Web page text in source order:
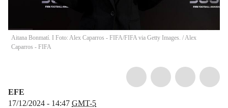
Aitana Bonmatí. I Foto: Alex Caparros - FIFA/FIFA via Getty Images. /Alex
Caparros - FIFA
EFE
17/12/2024 - 14:47 GMT-5